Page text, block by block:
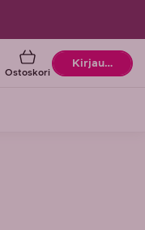
Ostoskori
OstoskoriKirjaudu